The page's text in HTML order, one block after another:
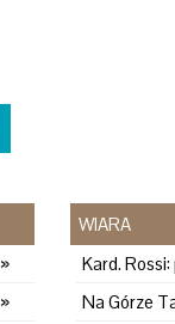
»
»
WIARA